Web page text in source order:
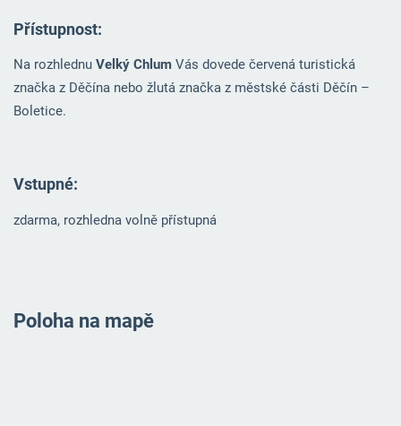
Přístupnost:
Na rozhlednu Velký ChlumVás dovede červená turistická
značka z Děčína nebo žlutá značka z městské části Děčín –
Boletice.
Vstupné:
zdarma, rozhledna volně přístupná
Poloha na mapě